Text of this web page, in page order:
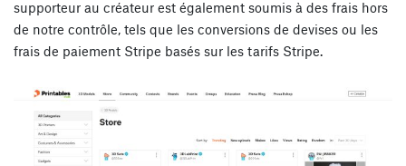
supporteur au créateur est également soumis à des frais hors
de notre contrôle, tels que les conversions de devises ou les
frais de paiement Stripe basés sur les tarifs Stripe.